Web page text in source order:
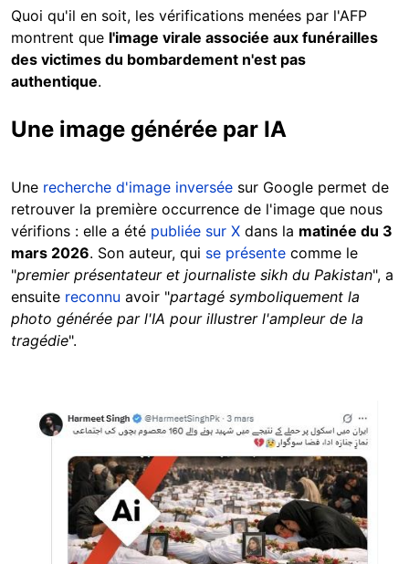
Quoi qu'il en soit, les vérifications menées par l'AFP
montrent que l'image virale associée aux funérailles
des victimes du bombardement n'est pas
authentique.
Une image générée par IA
Une recherche d'image inversée sur Google permet de
retrouver la première occurrence de l'image que nous
vérifions : elle a été publiée sur X dans la matinée du 3
mars 2026. Son auteur, qui se présente comme le
"premier présentateur et journaliste sikh du Pakistan", a
ensuite reconnu avoir "partagé symboliquement la
photo générée par l'IA pour illustrer l'ampleur de la
tragédie".
Image